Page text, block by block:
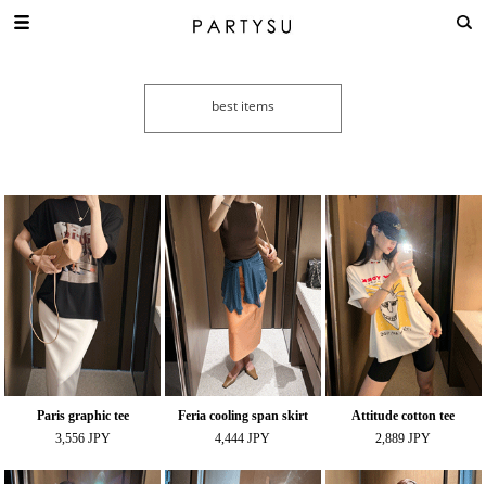
Paris graphic tee
3,556 JPY
Feria cooling span skirt
4,444 JPY
Attitude cotton tee
2,889 JPY